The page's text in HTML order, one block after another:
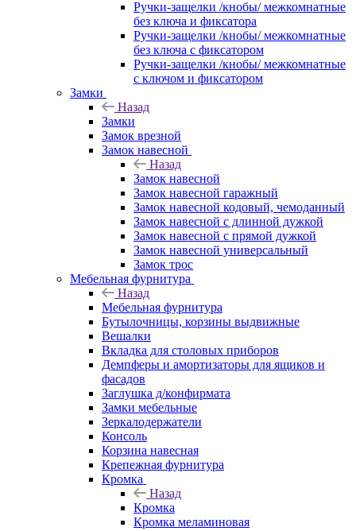
Ручки-защелки /кнобы/ межкомнатные
без ключа и фиксатора
Ручки-защелки /кнобы/ межкомнатные
без ключа с фиксатором
Ручки-защелки /кнобы/ межкомнатные
с ключом и фиксатором
Замки
Назад
Замки
Замок врезной
Замок навесной
Назад
Замок навесной
Замок навесной гаражный
Замок навесной кодовый, чемоданный
Замок навесной с длинной дужкой
Замок навесной с прямой дужкой
Замок навесной универсальный
Замок трос
Мебельная фурнитура
Назад
Мебельная фурнитура
Бутылочницы, корзины выдвижные
Вешалки
Вкладка для столовых приборов
Демпферы и амортизаторы для ящиков и
фасадов
Заглушка д/конфирмата
Замки мебельные
Зеркалодержатели
Консоль
Корзина навесная
Крепежная фурнитура
Кромка
Назад
Кромка
Кромка меламиновая